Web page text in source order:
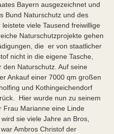
Bayern ausgezeichnet und
Bund Naturschutz und des
viele Tausend freiwillige
Naturschutzprojekte gehen
die er von staatlicher
nicht in die eigene Tasche,
Naturschutz. Auf seine
Ankauf einer 7000 qm großen
und Kothingeichendorf
Hier wurde nun zu seinem
Frau Marianne eine Linde
sie viele Jahre an Bros,
Ambros Christof der